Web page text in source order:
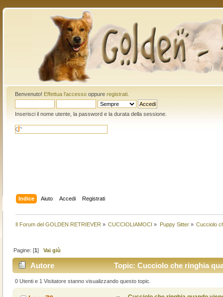
Benvenuto! Effettua l'accessooppure registrati.
Inserisci il nome utente, la password e la durata della sessione.
Indice Aiuto Accedi Registrati
Il Forum del GOLDEN RETRIEVER » CUCCIOLIAMOCI » Puppy Sitter» Cucciolo
Pagine: [1]Vai giù
Autore Topic: Cucciolo che ringhia
0 Utenti e 1 Visitatore stanno visualizzando questo topic.